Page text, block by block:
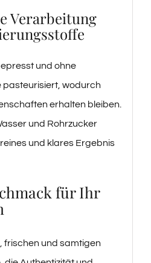
Verarbeitung
und ohne
pasteurisiert, wodurch
erhalten bleiben.
und Rohrzucker
und klares Ergebnis
für Ihr
frischen und samtigen